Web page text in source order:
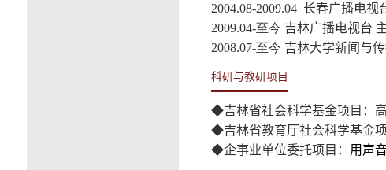
2004.08-2009.04 长春广播电视
2009.04-至今 吉林广播电视台
2008.07-至今 吉林大学新闻与
科研与教研项目
◆吉林省社会科学基金项目：
◆吉林省教育厅社会科学基金
◆企事业单位委托项目： 用声